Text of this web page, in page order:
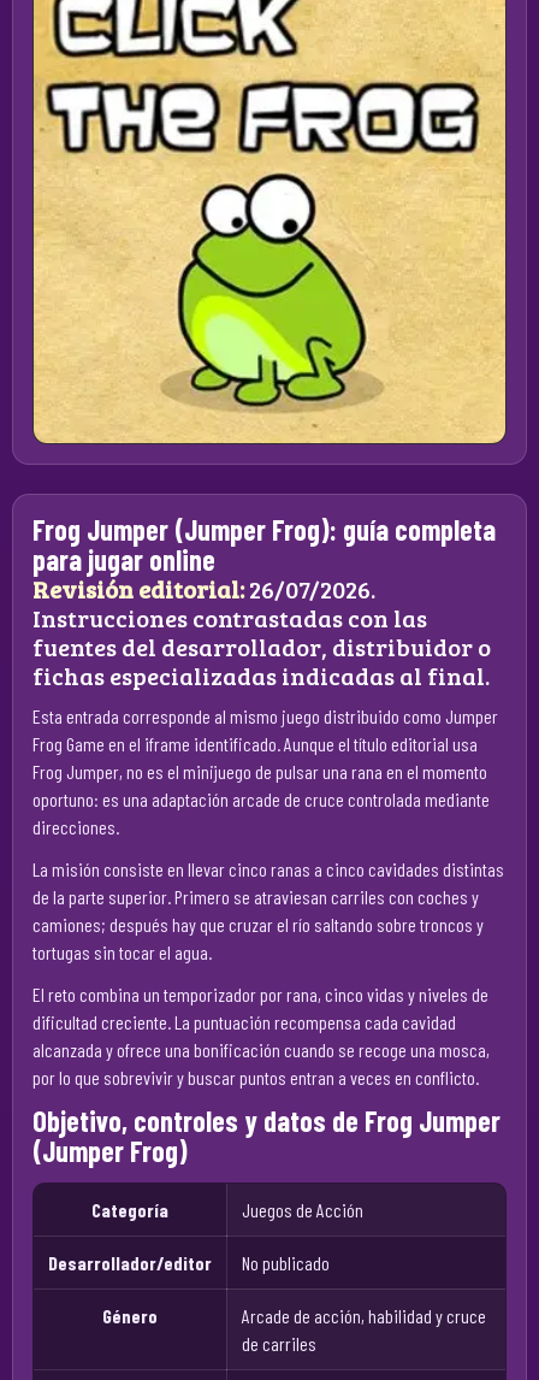
Frog Jumper (Jumper Frog): guía completa
para jugar online
Revisión editorial:26/07/2026.
Instrucciones contrastadas con las
fuentes del desarrollador, distribuidor o
fichas especializadas indicadas al final.
Esta entrada corresponde al mismo juego distribuido como Jumper
Frog Game en el iframe identificado. Aunque el título editorial usa
Frog Jumper, no es el minijuego de pulsar una rana en el momento
oportuno: es una adaptación arcade de cruce controlada mediante
direcciones.
La misión consiste en llevar cinco ranas a cinco cavidades distintas
de la parte superior. Primero se atraviesan carriles con coches y
camiones; después hay que cruzar el río saltando sobre troncos y
tortugas sin tocar el agua.
El reto combina un temporizador por rana, cinco vidas y niveles de
dificultad creciente. La puntuación recompensa cada cavidad
alcanzada y ofrece una bonificación cuando se recoge una mosca,
por lo que sobrevivir y buscar puntos entran a veces en conflicto.
Objetivo, controles y datos de Frog Jumper
(Jumper Frog)
Categoría Juegos de Acción
Desarrollador/editor No publicado
Género
Arcade de acción, habilidad y cruce
de carriles